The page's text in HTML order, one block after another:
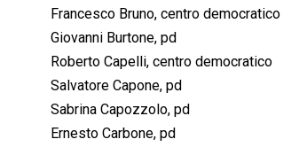
Francesco Bruno, centro democratico
Giovanni Burtone, pd
Roberto Capelli, centro democratico
Salvatore Capone, pd
Sabrina Capozzolo, pd
Ernesto Carbone, pd